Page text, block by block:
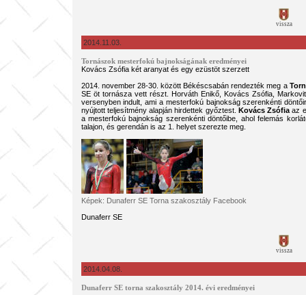
vissza
2014.11.03.
Tornászok mesterfokú bajnokságának eredményei
Kovács Zsófia két aranyat és egy ezüstöt szerzett
2014. november 28-30. között Békéscsabán rendezték meg a
SE öt tornásza vett részt. Horváth Enikő, Kovács Zsófia,
versenyben indult, ami a mesterfokú bajnokság szerenkénti
nyújtott teljesítmény alapján hirdettek győztest. Kovács Zsófia az
a mesterfokú bajnokság szerenkénti döntőibe, ahol felemás
talajon, és gerendán is az 1. helyet szerezte meg.
Képek: Dunaferr SE Torna szakosztály Facebook
Dunaferr SE
vissza
2014.04.08.
Dunaferr SE torna szakosztály 2014. évi eredményei